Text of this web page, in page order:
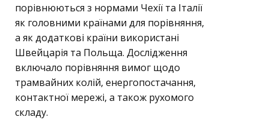
порівнюються з нормами Чехії та Італії
як головними країнами для порівняння,
а як додаткові країни використані
Швейцарія та Польща. Дослідження
включало порівняння вимог щодо
трамвайних колій, енергопостачання,
контактної мережі, а також рухомого
складу.